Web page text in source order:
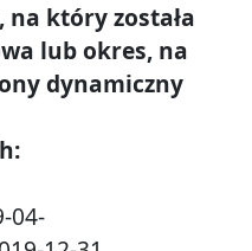
który została
lub okres, na
dynamiczny
04-